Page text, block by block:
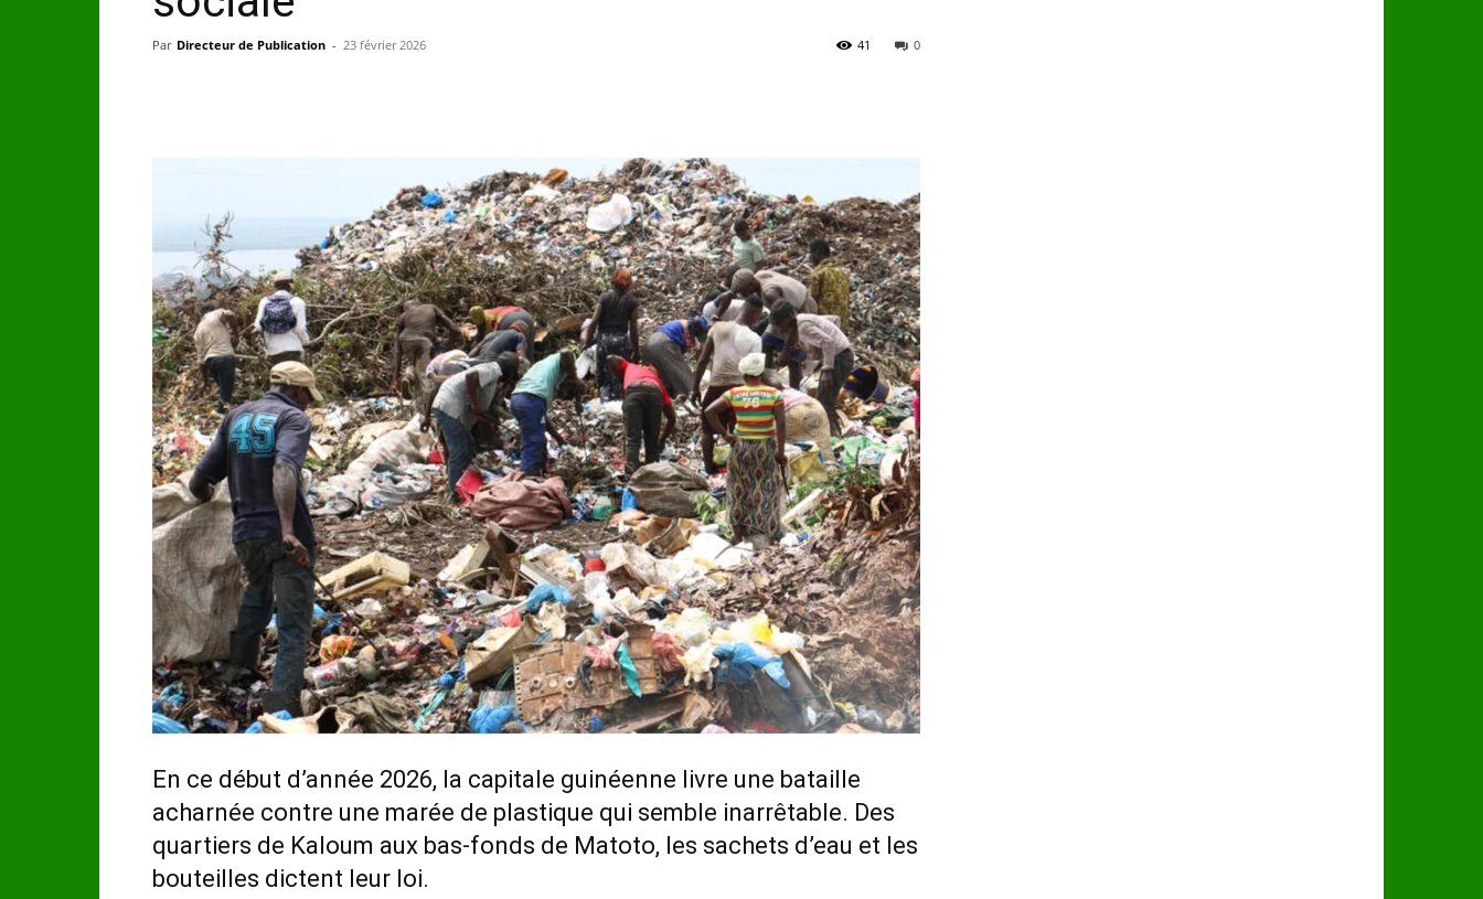
la
source
Par Directeur de Publication - 23 février 2026 0
41
En ce début d’année 2026, la capitale guinéenne livre une bataille
acharnée contre une marée de plastique qui semble inarrêtable. Des
quartiers de Kaloum aux bas-fonds de Matoto, les sachets d’eau et les
bouteilles dictent leur loi.